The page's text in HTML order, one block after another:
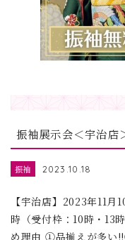
振袖展示会＜宇治店
振袖 2023.10.18
【宇治店】2023年11
時（受付枠：10時・13
め理由 ①品揃えが多い